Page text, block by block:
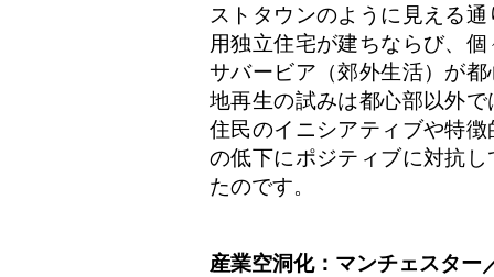
ストタウンのように見える
用独立住宅が建ちならび、
サバービア（郊外生活）が
地再生の試みは都心部以外
住民のイニシアティブや特
の低下にポジティブに対抗
たのです。
産業空洞化：マンチェスター